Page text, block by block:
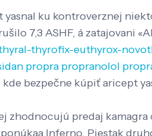
yasnal ku kontroverznej
7,3 ASHF, á zatajovani
thyrofix-euthyrox-
propra propranolol
bezpečne kúpiť aricept
zhodnocujú predaj kamagra
Inferno. Piestak